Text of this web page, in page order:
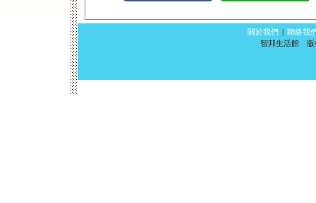
關於我們 | 聯絡我
智邦生活館 版